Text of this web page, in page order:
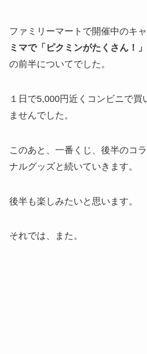
ファミリーマートで開催中のキ
ミマで「ピクミンがたくさん！
の前半についてでした。
１日で5,000円近くコンビニで買
ませんでした。
このあと、一番くじ、後半のコ
ナルグッズと続いていきます。
後半も楽しみたいと思います。
それでは、また。